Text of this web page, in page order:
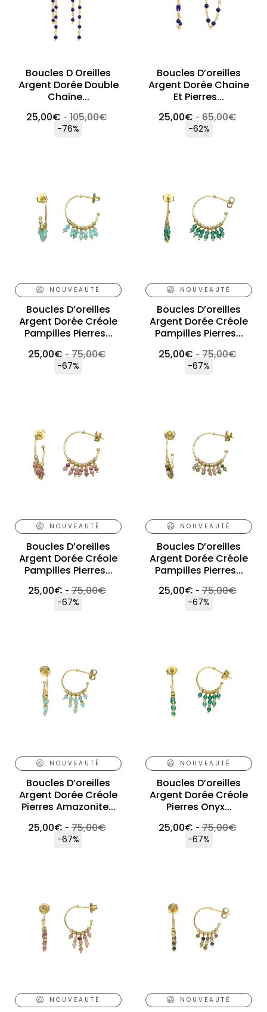
Boucles D Oreilles
Argent Dorée Double
Chaine...
25,00€ -105,00€
-76%
Boucles D’oreilles
Argent Dorée Chaine
Et Pierres...
25,00€ -65,00€
-62%
NOUVEAUTÉ
Boucles D’oreilles
Argent Dorée Créole
Pampilles Pierres...
25,00€ -75,00€
-67%
NOUVEAUTÉ
Boucles D’oreilles
Argent Dorée Créole
Pampilles Pierres...
25,00€ -75,00€
-67%
NOUVEAUTÉ
Boucles D’oreilles
Argent Dorée Créole
Pampilles Pierres...
25,00€ -75,00€
-67%
NOUVEAUTÉ
Boucles D’oreilles
Argent Dorée Créole
Pampilles Pierres...
25,00€ -75,00€
-67%
NOUVEAUTÉ
Boucles D’oreilles
Argent Dorée Créole
Pierres Amazonite...
25,00€ -75,00€
-67%
NOUVEAUTÉ
Boucles D’oreilles
Argent Dorée Créole
Pierres Onyx...
25,00€ -75,00€
-67%
NOUVEAUTÉ NOUVEAUTÉ